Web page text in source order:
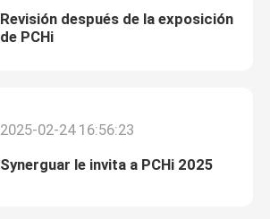
Revisión después de la exposición
de PCHi
2025-02-24 16:56:23
Synerguar le invita a PCHi 2025